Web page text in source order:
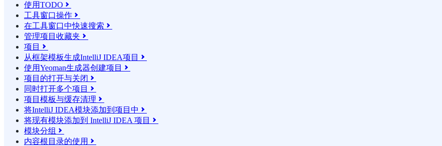
使用TODO 
工具窗口操作 
在工具窗口中快速搜索 
管理项目收藏夹 
项目 
从框架模板生成IntelliJ IDEA项目 
使用Yeoman生成器创建项目 
项目的打开与关闭 
同时打开多个项目 
项目模板与缓存清理 
将IntelliJ IDEA模块添加到项目中 
将现有模块添加到 IntelliJ IDEA 项目 
模块分组 
内容根目录的使用 